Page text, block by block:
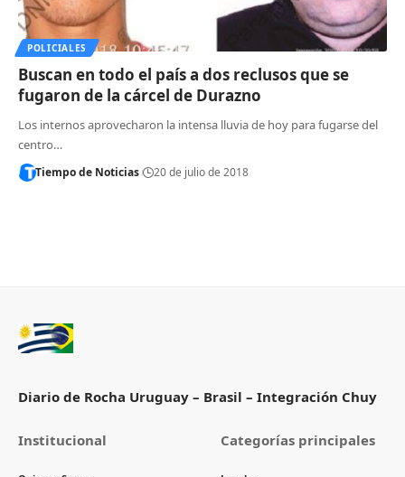
POLICIALES
Buscan en todo el país a dos reclusos que se
fugaron de la cárcel de Durazno
Los internos aprovecharon la intensa lluvia de hoy para fugarse del
centro…
Tiempo de Noticias 20 de julio de 2018
Diario de Rocha Uruguay – Brasil – Integración Chuy
Institucional Categorías principales